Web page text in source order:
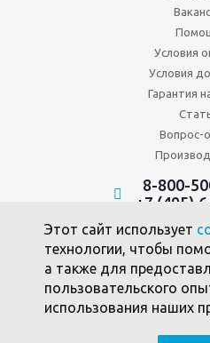
Условия
Условия
Гарантия
Вопрос-
8-800-
+7 (495)
Политика
Политика
2010 -2026 ©
Этот сайт использует
технологии, чтобы
а также для
пользовательского
использования наших